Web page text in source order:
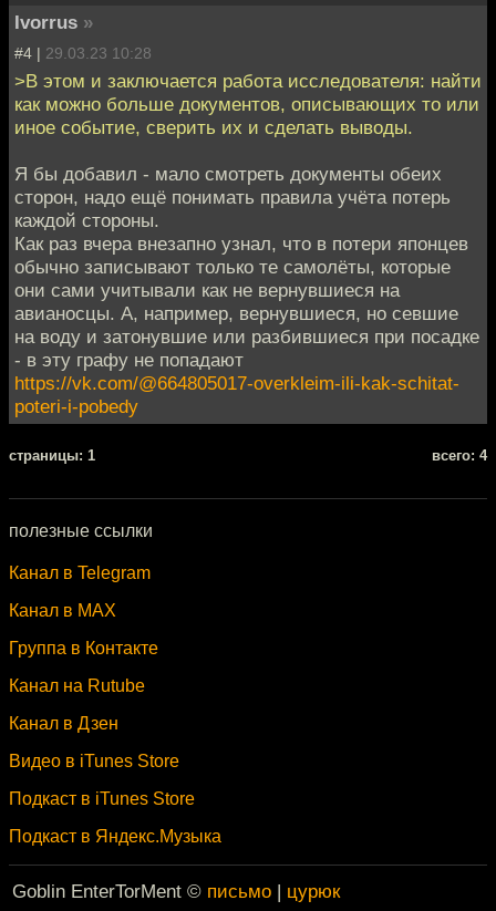
Ivorrus »
#4 | 29.03.23 10:28
>В этом и заключается работа исследователя: найти
как можно больше документов, описывающих то или
иное событие, сверить их и сделать выводы.
Я бы добавил - мало смотреть документы обеих
сторон, надо ещё понимать правила учёта потерь
каждой стороны.
Как раз вчера внезапно узнал, что в потери японцев
обычно записывают только те самолёты, которые
они сами учитывали как не вернувшиеся на
авианосцы. А, например, вернувшиеся, но севшие
на воду и затонувшие или разбившиеся при посадке
- в эту графу не попадают
https://vk.com/@664805017-overkleim-ili-kak-schitat-
poteri-i-pobedy
cтраницы: 1 всего: 4
полезные ссылки
Канал в Telegram
Канал в MAX
Группа в Контакте
Канал на Rutube
Канал в Дзен
Видео в iTunes Store
Подкаст в iTunes Store
Подкаст в Яндекс.Музыка
Goblin EnterTorMent © письмо | цурюк